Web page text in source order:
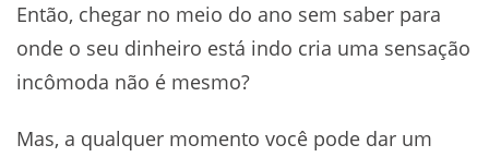
Então, chegar no meio do ano sem saber para
onde o seu dinheiro está indo cria uma sensação
incômoda não é mesmo?
Mas, a qualquer momento você pode dar um